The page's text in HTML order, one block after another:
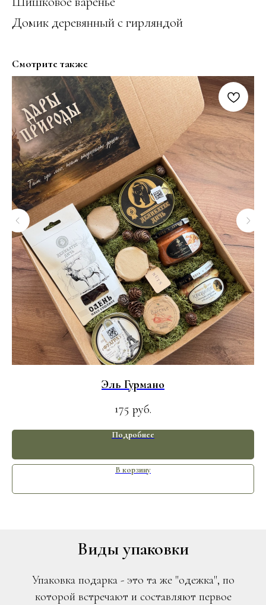
Домик деревянный с гирляндой
Смотрите также
Эль Гурмано
175 руб.
Подробнее
В корзину
Виды упаковки
Упаковка подарка - это та же "одежка", по
которой встречают и составляют первое